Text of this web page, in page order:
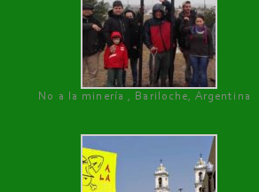
No a la minería , Bariloche, Argentina